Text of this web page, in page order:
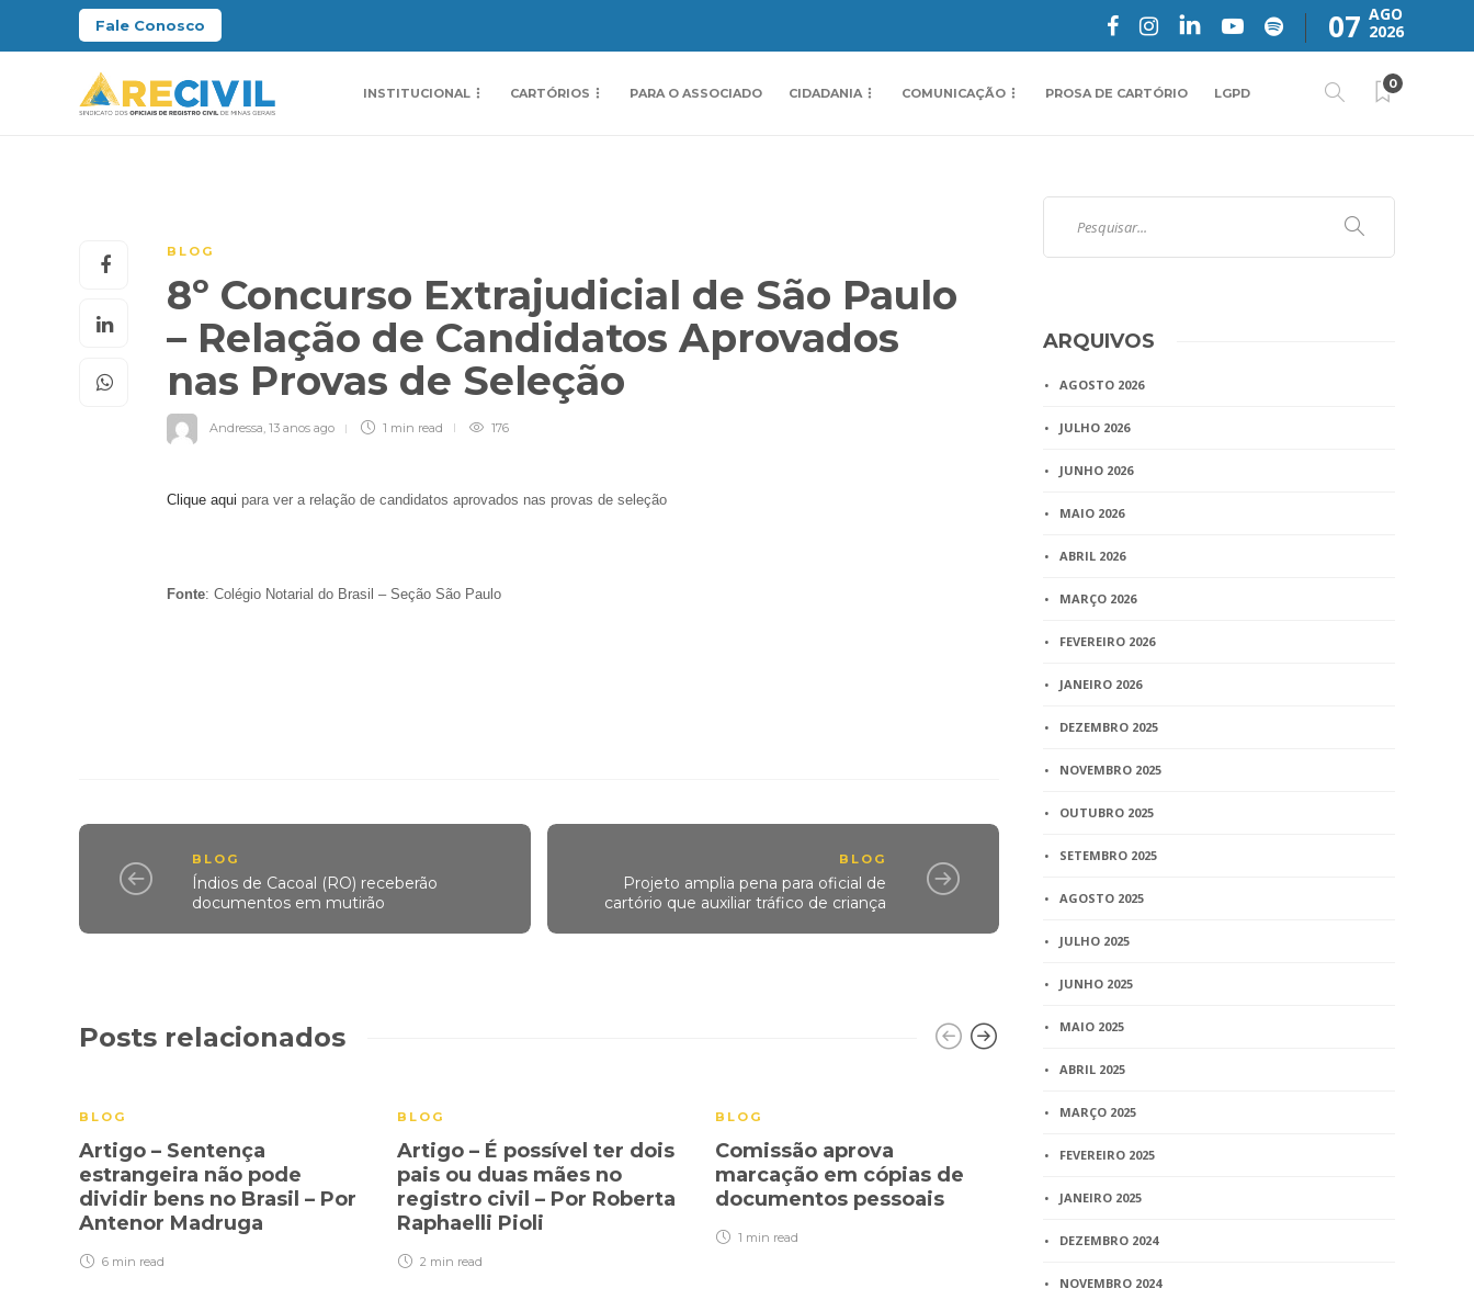
Fale Conosco 07 AGO
2026
INSTITUCIONAL CARTÓRIOS PARA O ASSOCIADO CIDADANIA COMUNICAÇÃO PROSA DE CARTÓRIO LGPD
0
BLOG
8º Concurso Extrajudicial de São Paulo
– Relação de Candidatos Aprovados
nas Provas de Seleção
Andressa, 13 anos ago 1 min read 176
Clique aqui para ver a relação de candidatos aprovados nas provas de seleção
Fonte: Colégio Notarial do Brasil – Seção São Paulo
BLOG
Índios de Cacoal (RO) receberão
documentos em mutirão
BLOG
Projeto amplia pena para oficial de
cartório que auxiliar tráfico de criança
Posts relacionados
BLOG
Artigo – Sentença
estrangeira não pode
dividir bens no Brasil – Por
Antenor Madruga
6 min read
BLOG
Artigo – É possível ter dois
pais ou duas mães no
registro civil – Por Roberta
Raphaelli Pioli
2 min read
BLOG
Comissão aprova
marcação em cópias de
documentos pessoais
1 min read
BLOG
III Congresso – Consultor
Favetti, confirma presença
ARQUIVOS
AGOSTO 2026
JULHO 2026
JUNHO 2026
MAIO 2026
ABRIL 2026
MARÇO 2026
FEVEREIRO 2026
JANEIRO 2026
DEZEMBRO 2025
NOVEMBRO 2025
OUTUBRO 2025
SETEMBRO 2025
AGOSTO 2025
JULHO 2025
JUNHO 2025
MAIO 2025
ABRIL 2025
MARÇO 2025
FEVEREIRO 2025
JANEIRO 2025
DEZEMBRO 2024
NOVEMBRO 2024